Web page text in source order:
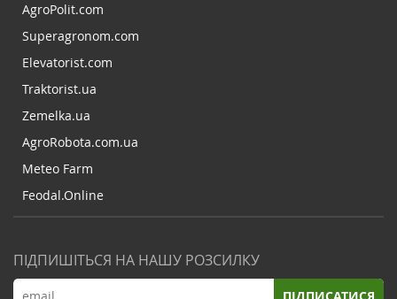
AgroPolit.com
Superagronom.com
Elevatorist.com
Traktorist.ua
Zemelka.ua
AgroRobota.com.ua
Meteo Farm
Feodal.Online
ПІДПИШІТЬСЯ НА НАШУ РОЗСИЛКУ